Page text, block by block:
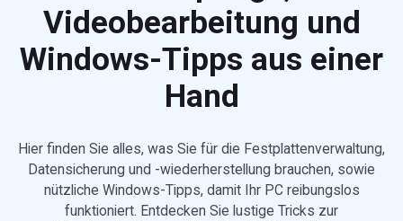
Videobearbeitung und
Windows-Tipps aus einer
Hand
Hier finden Sie alles, was Sie für die Festplattenverwaltung,
Datensicherung und -wiederherstellung brauchen, sowie
nützliche Windows-Tipps, damit Ihr PC reibungslos
funktioniert. Entdecken Sie lustige Tricks zur